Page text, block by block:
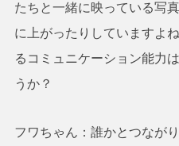
たちと一緒に映っている写
に上がったりしていますよ
るコミュニケーション能力
うか？
フワちゃん：誰かとつなが